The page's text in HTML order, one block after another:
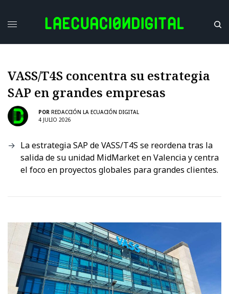
VASS/T4S concentra su estrategia
SAP en grandes empresas
POR REDACCIÓN LA ECUACIÓN DIGITAL
4 JULIO 2026
La estrategia SAP de VASS/T4S se reordena tras la
salida de su unidad MidMarket en Valencia y centra
el foco en proyectos globales para grandes clientes.